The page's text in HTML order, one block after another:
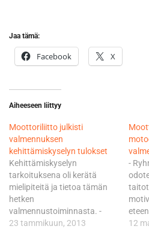
Jaa tämä:
Facebook X
Aiheeseen liittyy
Moottoriliitto julkisti
valmennuksen
kehittämiskyselyn tulokset
Kehittämiskyselyn
tarkoituksena oli kerätä
mielipiteitä ja tietoa tämän
hetken
valmennustoiminnasta. -
Tulevan
23 tammikuun, 2013
-
12